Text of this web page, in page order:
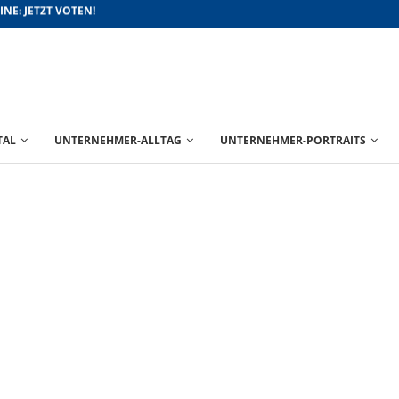
BESSERE ABSCHLÜSSE
UNTERNEHMER-ALLTAG UNTERNEHMER-PORTRAITS